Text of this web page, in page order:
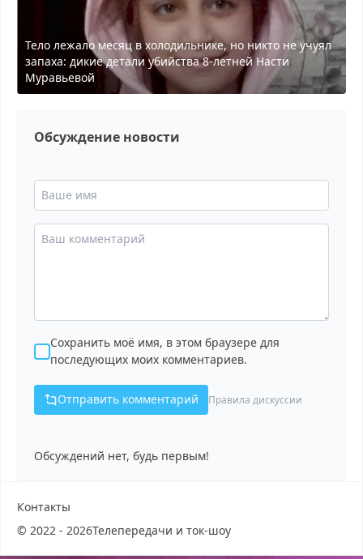
Тело лежало месяц в холодильнике, но никто не учуял
запаха: дикие детали убийства 8-летней Насти
Муравьевой
Обсуждение новости
Сохранить моё имя, в этом браузере для
последующих моих комментариев.
Отправить комментарий Правила дискуссии
Обсуждений нет, будь первым!
Контакты
© 2022 - 2026Телепередачи и ток-шоу